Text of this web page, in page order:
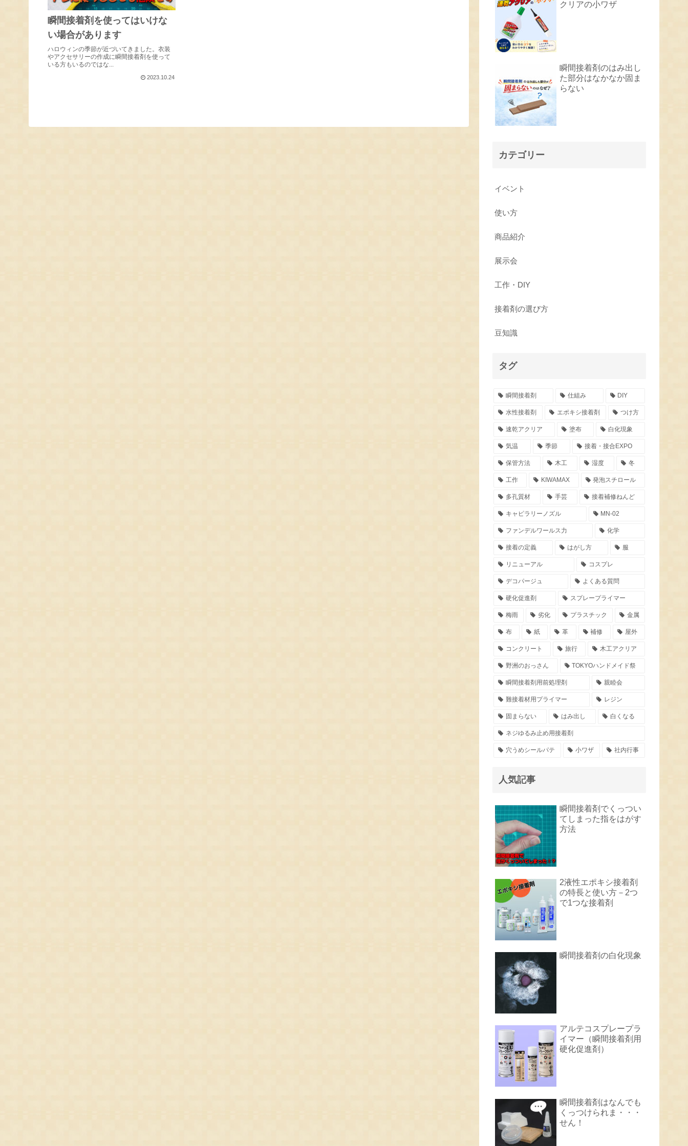
瞬間接着剤を使ってはいけな
い場合があります
ハロウィンの季節が近づいてきました。衣装
やアクセサリーの作成に瞬間接着剤を使って
いる方もいるのではな...
2023.10.24
クリアの小ワザ
瞬間接着剤のはみ出し
た部分はなかなか固ま
らない
カテゴリー
イベント
使い方
商品紹介
展示会
工作・DIY
接着剤の選び方
豆知識
タグ
瞬間接着剤 仕組み DIY
水性接着剤 エポキシ接着剤 つけ方
速乾アクリア 塗布 白化現象
気温 季節 接着・接合EXPO
保管方法 木工 湿度 冬
工作 KIWAMAX 発泡スチロール
多孔質材 手芸 接着補修ねんど
キャピラリーノズル MN-02
ファンデルワールス力 化学
接着の定義 はがし方 服
リニューアル コスプレ
デコパージュ よくある質問
硬化促進剤 スプレープライマー
梅雨 劣化 プラスチック 金属
布 紙 革 補修 屋外
コンクリート 旅行 木工アクリア
野洲のおっさん TOKYOハンドメイド祭
瞬間接着剤用前処理剤 親睦会
難接着材用プライマー レジン
固まらない はみ出し 白くなる
ネジゆるみ止め用接着剤
穴うめシールパテ 小ワザ 社内行事
人気記事
瞬間接着剤でくっつい
てしまった指をはがす
方法
2液性エポキシ接着剤
の特長と使い方－2つ
で1つな接着剤
瞬間接着剤の白化現象
アルテコスプレープラ
イマー（瞬間接着剤用
硬化促進剤）
瞬間接着剤はなんでも
くっつけられま・・・
せん！